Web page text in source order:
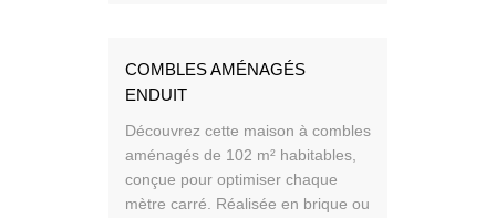
COMBLES AMÉNAGÉS
ENDUIT
Découvrez cette maison à combles
aménagés de 102 m² habitables,
conçue pour optimiser chaque
mètre carré. Réalisée en brique ou